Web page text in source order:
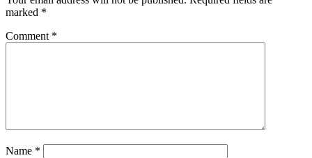
marked *
Comment *
Name *